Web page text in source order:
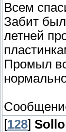
Всем
Забит
летней
Промыл
[128]